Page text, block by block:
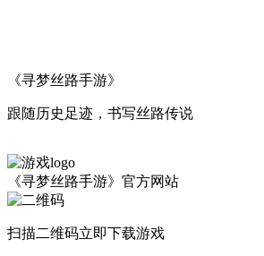
《寻梦丝路手游》
跟随历史足迹，书写丝路传说
《寻梦丝路手游》官方网站
扫描二维码立即下载游戏